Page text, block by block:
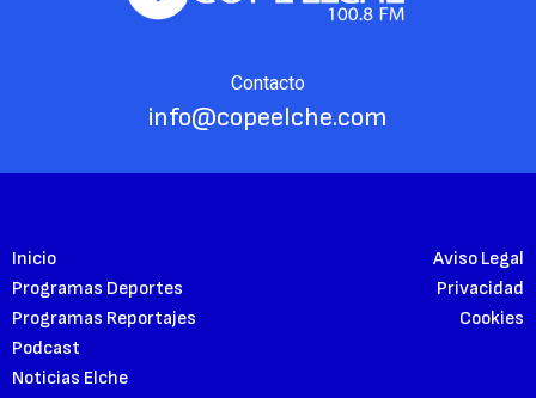
Contacto
info@copeelche.com
Inicio
Programas Deportes
Programas Reportajes
Podcast
Noticias Elche
Aviso Legal
Privacidad
Cookies